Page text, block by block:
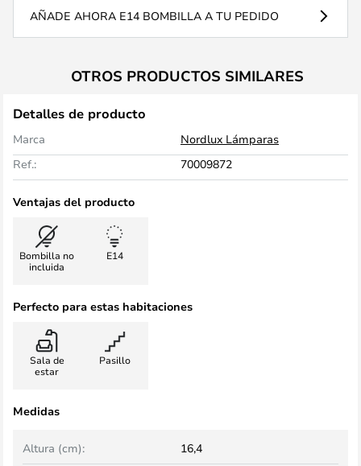
AÑADE AHORA E14 BOMBILLA A TU PEDIDO
OTROS PRODUCTOS SIMILARES
Detalles de producto
Marca
Nordlux Lámparas
Ref.:
70009872
Ventajas del producto
Bombilla no
incluida
E14
Perfecto para estas habitaciones
Sala de
estar
Pasillo
Medidas
Altura (cm):
16,4